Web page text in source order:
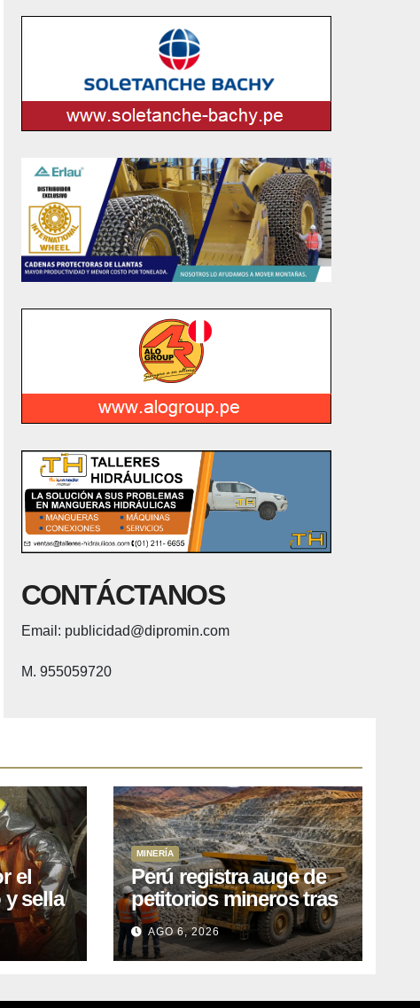
CONTÁCTANOS
Email: publicidad@dipromin.com
M. 955059720
el
sella
MINERÍA
Perú registra auge de
petitorios mineros tras
liberación de más de
mil concesiones para
explorar cobre y oro
AGO 6, 2026